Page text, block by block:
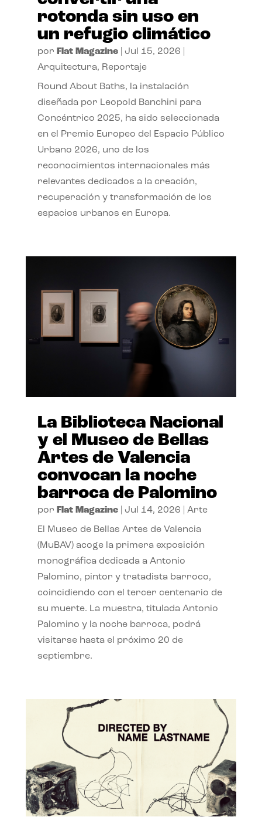
rotonda sin uso en
un refugio climático
por Flat Magazine| Jul 15, 2026
Arquitectura, Reportaje
Round About Baths, la instalación
diseñada por Leopold Banchini para
Concéntrico 2025, ha sido seleccionada
en el Premio Europeo del Espacio Público
Urbano 2026, uno de los
reconocimientos internacionales más
relevantes dedicados a la creación,
recuperación y transformación de los
espacios urbanos en Europa.
La Biblioteca Nacional
y el Museo de Bellas
Artes de Valencia
convocan la noche
barroca de Palomino
por Flat Magazine| Jul 14, 2026 Arte
El Museo de Bellas Artes de Valencia
(MuBAV) acoge la primera exposición
monográfica dedicada a Antonio
Palomino, pintor y tratadista barroco,
coincidiendo con el tercer centenario de
su muerte. La muestra, titulada Antonio
Palomino y la noche barroca, podrá
visitarse hasta el próximo 20 de
septiembre.